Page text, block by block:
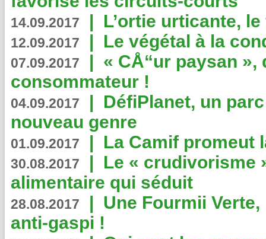
14.09.2017 | L’ortie urticante,
12.09.2017 | Le végétal à la
07.09.2017 | « CÅ“ur paysan
consommateur !
04.09.2017 | DéfiPlanet, un
nouveau genre
01.09.2017 | La Camif promeut
30.08.2017 | Le « crudivorisme
alimentaire qui séduit
28.08.2017 | Une Fourmii
anti-gaspi !